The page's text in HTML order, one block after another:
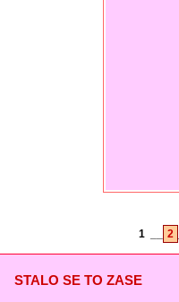
1
2
STALO SE TO ZASE